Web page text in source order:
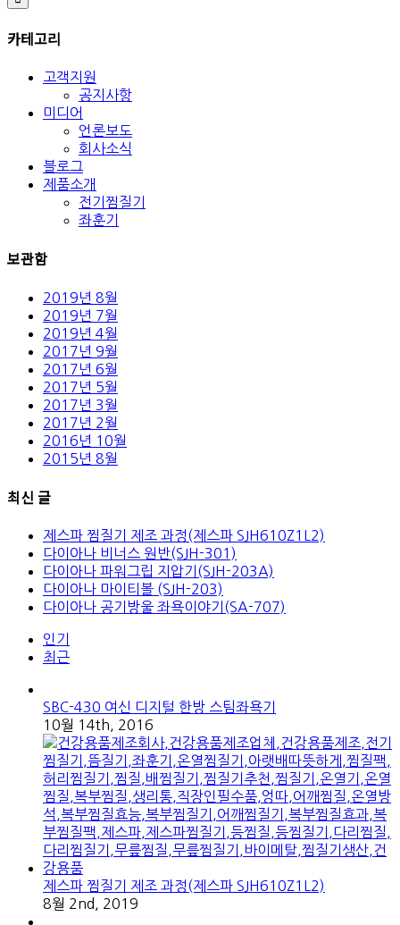
카테고리
고객지원
공지사항
미디어
언론보도
회사소식
블로그
제품소개
전기찜질기
좌훈기
보관함
2019년 8월
2019년 7월
2019년 4월
2017년 9월
2017년 6월
2017년 5월
2017년 3월
2017년 2월
2016년 10월
2015년 8월
최신 글
제스파 찜질기 제조 과정(제스파 SJH610Z1L2)
다이아나 비너스 원반(SJH-301)
다이아나 파워그립 지압기(SJH-203A)
다이아나 마이티볼 (SJH-203)
다이아나 공기방울 좌욕이야기(SA-707)
인기
최근
SBC-430 여신 디지털 한방 스팀좌욕기
10월 14th, 2016
제스파 찜질기 제조 과정(제스파 SJH610Z1L2)
8월 2nd, 2019